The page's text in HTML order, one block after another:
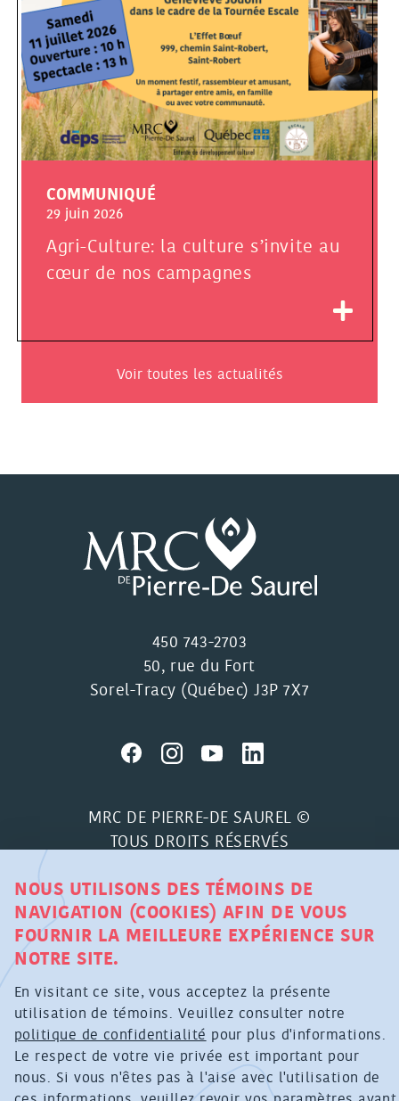
COMMUNIQUÉ
29 juin 2026
Agri-Culture: la culture s’invite au
cœur de nos campagnes
Voir toutes les actualités
450 743-2703
50, rue du Fort
Sorel-Tracy (Québec) J3P 7X7
MRC DE PIERRE-DE SAUREL ©
TOUS DROITS RÉSERVÉS
POLITIQUE DE CONFIDENTIALITÉ RELATIVE À LA
COLLECTE DE RENSEIGNEMENTS PERSONNELS
PAR MOYEN TECHNOLOGIQUE
CONCEPTION GRAPHIQUE : AGENCE CAZA
PROGRAMMATION :
ACTIVIS
NOUS UTILISONS DES TÉMOINS DE
NAVIGATION (COOKIES) AFIN DE VOUS
FOURNIR LA MEILLEURE EXPÉRIENCE SUR
NOTRE SITE.
En visitant ce site, vous acceptez la présente
utilisation de témoins. Veuillez consulter notre
politique de confidentialité pour plus d'informations.
Le respect de votre vie privée est important pour
nous. Si vous n'êtes pas à l'aise avec l'utilisation de